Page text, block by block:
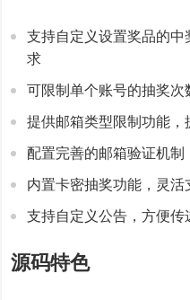
支持自定义设置奖品的
求
可限制单个账号的抽奖次
提供邮箱类型限制功能，
配置完善的邮箱验证机
内置卡密抽奖功能，灵
支持自定义公告，方便传
源码特色